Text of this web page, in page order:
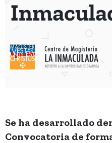
Se ha desarrollado
Convocatoria de